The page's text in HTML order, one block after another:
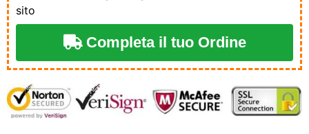
sito
Completa il tuo Ordine